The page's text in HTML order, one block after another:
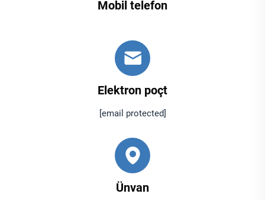
Mobil telefon
Elektron poçt
[email protected]
Ünvan